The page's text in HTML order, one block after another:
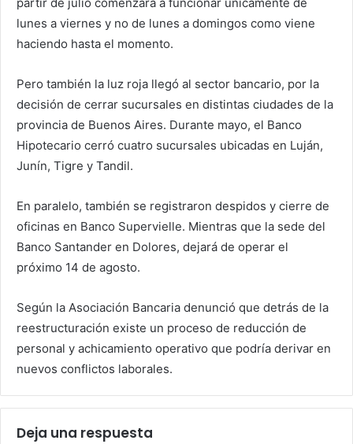
lunes a viernes y no de lunes a domingos como viene
haciendo hasta el momento.
Pero también la luz roja llegó al sector bancario, por la
decisión de cerrar sucursales en distintas ciudades de la
provincia de Buenos Aires. Durante mayo, el Banco
Hipotecario cerró cuatro sucursales ubicadas en Luján,
Junín, Tigre y Tandil.
En paralelo, también se registraron despidos y cierre de
oficinas en Banco Supervielle. Mientras que la sede del
Banco Santander en Dolores, dejará de operar el
próximo 14 de agosto.
Según la Asociación Bancaria denunció que detrás de la
reestructuración existe un proceso de reducción de
personal y achicamiento operativo que podría derivar en
nuevos conflictos laborales.
Deja una respuesta